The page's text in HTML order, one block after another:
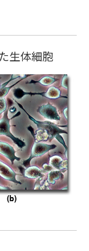
生体細胞